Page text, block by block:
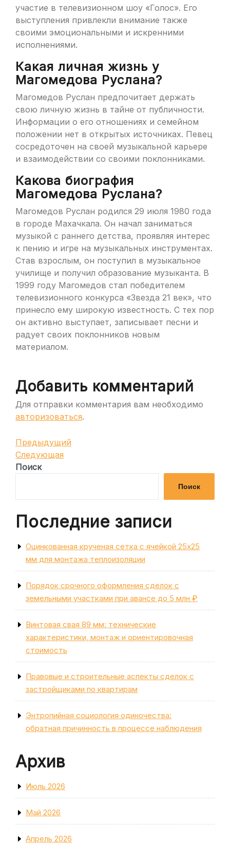
участие в телевизионном шоу «Голос». Его
выступления привлекли внимание также
своими эмоциональными и искренними
исполнениями.
Какая личная жизнь у
Магомедова Руслана?
Магомедов Руслан предпочитает держать
свою личную жизнь в тайне от публичности.
Информации о его отношениях и семейном
положении нет в открытых источниках. Певец
сосредоточен на своей музыкальной карьере
и взаимодействии со своими поклонниками.
Какова биография
Магомедова Руслана?
Магомедов Руслан родился 29 июля 1980 года
в городе Махачкала. Он начал заниматься
музыкой с раннего детства, проявляя интерес
к пению и игре на музыкальных инструментах.
Став взрослым, он поступил в музыкальное
училище и получил образование музыканта. В
1999 году Магомедов стал победителем
телевизионного конкурса «Звезда 21 век», что
принесло ему широкую известность. С тех пор
он активно выступает, записывает песни и
радует своих поклонников новым
материалом.
Добавить комментарий
Для отправки комментария вам необходимо
авторизоваться.
Навигация
по
записям
Предыдущая
запись
Предыдущий
Следующая
запись
Следующая
Поиск
Поиск
Последние записи
Оцинкованная крученая сетка с ячейкой 25х25
мм для монтажа теплоизоляции
Порядок срочного оформления сделок с
земельными участками при авансе до 5 млн ₽
Винтовая свая 89 мм: технические
характеристики, монтаж и ориентировочная
стоимость
Правовые и строительные аспекты сделок с
застройщиками по квартирам
Энтропийная социология одиночества:
обратная причинность в процессе наблюдения
Архив
Июль 2026
Май 2026
Апрель 2026